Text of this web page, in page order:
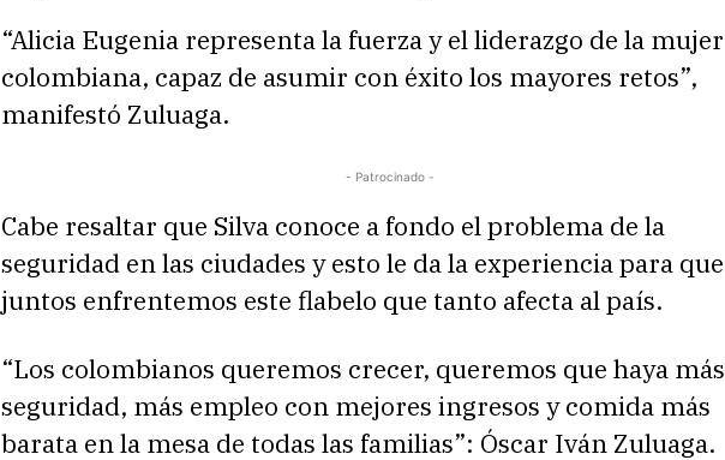
“Alicia Eugenia representa la fuerza y el liderazgo de la mujer
colombiana, capaz de asumir con éxito los mayores retos”,
manifestó Zuluaga.
- Patrocinado -
Cabe resaltar que Silva conoce a fondo el problema de la
seguridad en las ciudades y esto le da la experiencia para que
juntos enfrentemos este flabelo que tanto afecta al país.
“Los colombianos queremos crecer, queremos que haya más
seguridad, más empleo con mejores ingresos y comida más
barata en la mesa de todas las familias”: Óscar Iván Zuluaga.